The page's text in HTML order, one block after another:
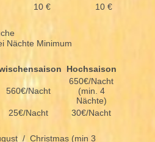
10 € 10 €
Nächte Minimum
Hochsaison
560€/Nacht
650€/Nacht
(min. 4
Nächte)
25€/Nacht 30€/Nacht
/ Christmas (min 3